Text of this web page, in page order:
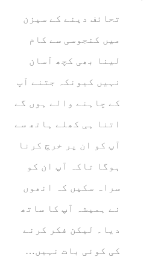
تحائف دینے کے سیزن
میں کنجوسی سے کام
لینا بھی کچھ آسان
نہیں کیونکہ جتنے آپ
کے چاہنے والے ہوں گے
اتنا ہی کھلے ہاتھ سے
آپ کو ان پر خرچ کرنا
ہوگا تاکہ آپ ان کو
سراہ سکیں کہ انھوں
نے ہمیشہ آپ کا ساتھ
دیا۔ لیکن فکر کرنے
کی کوئی بات نہیں…